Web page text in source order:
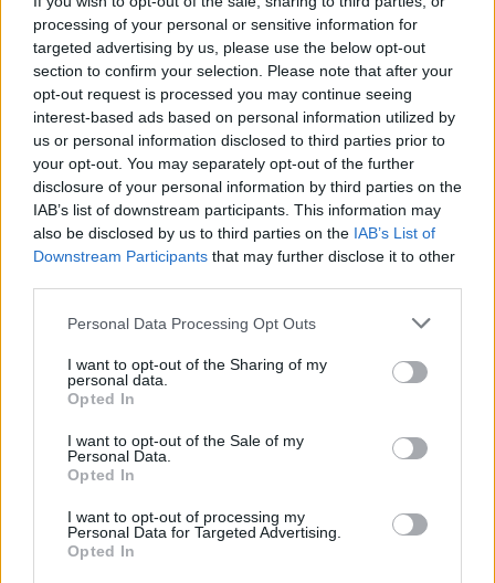
processing of your personal or sensitive information for
targeted advertising by us, please use the below opt-out
section to confirm your selection. Please note that after your
opt-out request is processed you may continue seeing
interest-based ads based on personal information utilized by
us or personal information disclosed to third parties prior to
your opt-out. You may separately opt-out of the further
disclosure of your personal information by third parties on the
IAB’s list of downstream participants. This information may
also be disclosed by us to third parties on the IAB’s List of
Downstream Participants that may further disclose it to other
Please note that this website/app uses one or more Google
not limited to your visit or usage behaviour. You may click to
grant or deny consent to Google and its third-party tags to
use your data for below specified purposes in below Google
consent section.
Personal Data Processing Opt Outs
I want to opt-out of the Sharing of my
personal data.
Opted In
I want to opt-out of the Sale of my
Personal Data.
Opted In
I want to opt-out of processing my
Personal Data for Targeted Advertising.
Opted In
efficace può fare la differenza nei momenti cruciali
della vita.
Le informazioni fornite in questo articolo hanno un
valore puramente educativo e informativo. Non
sono un invito a comprare o vendere titoli o
strumenti finanziari, ma un modo per stimolare la
riflessione e la pianificazione. Come riportato
recentemente da uno studio, una buona
notevolmente la qualità della vita in pensione.
Quindi, perché non prendere in mano le redini del
proprio futuro e iniziare a informarsi meglio?
AUTORE
AiAdhubMedia